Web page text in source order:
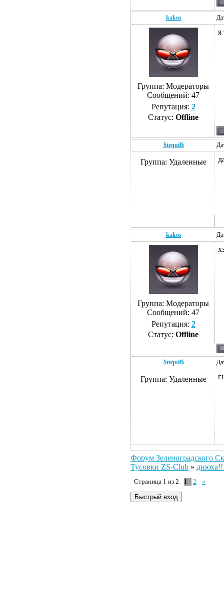
kakos
Группа: Модераторы
Сообщений: 47
Репутация: 2
Статус: Offline
я
$tequil$
Группа: Удаленные
kakos
Группа: Модераторы
Сообщений: 47
Репутация: 2
Статус: Offline
$tequil$
Группа: Удаленные
Форум Зеленоградского
Тусовки ZS-Club »
Страница 1 из 2 1 2 »